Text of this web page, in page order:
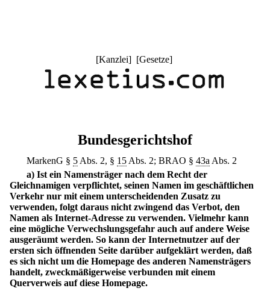
[Kanzlei] [Gesetze]
Bundesgerichtshof
MarkenG § 5 Abs. 2, § 15 Abs. 2; BRAO §43a Abs. 2
a) Ist ein Namensträger nach dem Recht der
Gleichnamigen verpflichtet, seinen Namen im geschäftlichen
Verkehr nur mit einem unterscheidenden Zusatz zu
verwenden, folgt daraus nicht zwingend das Verbot, den
Namen als Internet-Adresse zu verwenden. Vielmehr kann
eine mögliche Verwechslungsgefahr auch auf andere Weise
ausgeräumt werden. So kann der Internetnutzer auf der
ersten sich öffnenden Seite darüber aufgeklärt werden, daß
es sich nicht um die Homepage des anderen Namensträgers
handelt, zweckmäßigerweise verbunden mit einem
Querverweis auf diese Homepage.